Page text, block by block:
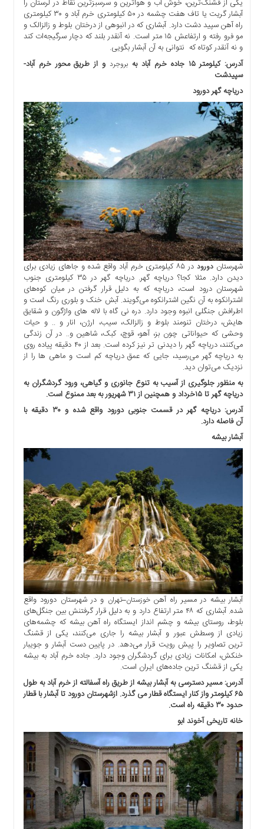
یکی از قشنگ‌ترین، خوش آب و هواترین و سرسبزترین نقاط در لرستان را
آبشار گریت یا تاف هفت چشمه در ۵۰ کیلومتری خرم آباد و ۳۰ کیلومتری
راه آهن سپید دشت دارد. آبشاری که در انبوهی از درختان بلوط و زالزالک و
مو فرو رفته و ارتفاعش ۱۵ متر است. نه آنقدر بلند که دچار سرگیجه‌ات کند
و نه آنقدر کوتاه که نتوانی به آن آبشار بگویی.
آدرس: کیلومتر ۱۵ جاده خرم آباد به
بروجردو از طریق محور خرم آباد-
سپیدشت
دریاچه گهر دورود
شهرستان دورود
در ۸۵ کیلومتری خرم آباد واقع شده و جاهای زیادی برای
دیدن دارد. مثلا کجا؟ دریاچه گهر. دریاچه گهر در ۳۵ کیلومتری جنوب
شهرستان درود است، دریاچه که به دلیل قرار گرفتن در میان کوه‌های
اشترانکوه به آن نگین اشترانکوه می‌گویند. آبش خنک و بلوری رنگ است و
اطرافش جنگلی انبوه وجود دارد. دره نی گاه با لاله های واژگون و شقایق
هایش، درختان تنومند بلوط و زالزالک، سیب، ارژن، انار و .. و حیات
وحشی که حیواناتی چون بز، آهو، قوچ، کبک، شاهین و.. در آن زندگی
می‌کنند، دریاچه گهر را دیدنی تر نیز کرده است. بعد از ۴۰ دقیقه پیاده روی
به دریاچه گهر می‌رسید، جایی که عمق دریاچه کم است و ماهی ها را از
نزدیک می‌توان دید.
به منظور جلوگیری از آسیب به تنوع جانوری و گیاهی، ورود گردشگران به
دریاچه گهر تا ۱۵خرداد و همچنین از ۳۱ شهریور به بعد ممنوع است.
آدرس: دریاچه گهر در قسمت جنوبی دورود واقع شده و ۳۰ دقیقه با
آن فاصله دارد.
آبشار بیشه
آبشار بیشه در مسیر راه آهنخوزستان–تهران و در شهرستان دورود واقع
شده. آبشاری که ۴۸ متر ارتفاع دارد و به دلیل قرار گرفتنش بین جنگل‌های
بلوط، روستای بیشه و چشم انداز ایستگاه راه آهن بیشه که چشمه‌های
زیادی از وسطش عبور و آبشار بیشه را جاری می‌کنند، یکی از قشنگ
ترین تصاویر را پیش رویت قرار می‌دهد. در پایین دست آبشار و جویبار
خنکش، امکانات زیادی برای گردشگران وجود دارد. جاده خرم آباد به بیشه
یکی از قشنگ ترین جاده‌های ایران است.
آدرس: مسیر دسترسی به آبشار بیشه از طریق راه آسفالته از خرم آباد به طول
۶۵ کیلومتر واز کنار ایستگاه قطار می گذرد. ازشهرستان دورود تا آبشار با قطار
حدود ۳۰ دقیقه راه است.
خانه تاریخی آخوند ابو